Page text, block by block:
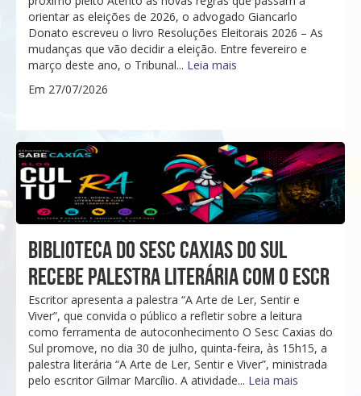
orientar as eleições de 2026, o advogado Giancarlo
Donato escreveu o livro Resoluções Eleitorais 2026 – As
mudanças que vão decidir a eleição. Entre fevereiro e
março deste ano, o Tribunal... Leia mais
Em 27/07/2026
BIBLIOTECA DO SESC CAXIAS DO SUL
RECEBE PALESTRA LITERÁRIA COM O ESCR
Escritor apresenta a palestra “A Arte de Ler, Sentir e
Viver”, que convida o público a refletir sobre a leitura
como ferramenta de autoconhecimento O Sesc Caxias do
Sul promove, no dia 30 de julho, quinta-feira, às 15h15, a
palestra literária “A Arte de Ler, Sentir e Viver”, ministrada
pelo escritor Gilmar Marcílio. A atividade... Leia mais